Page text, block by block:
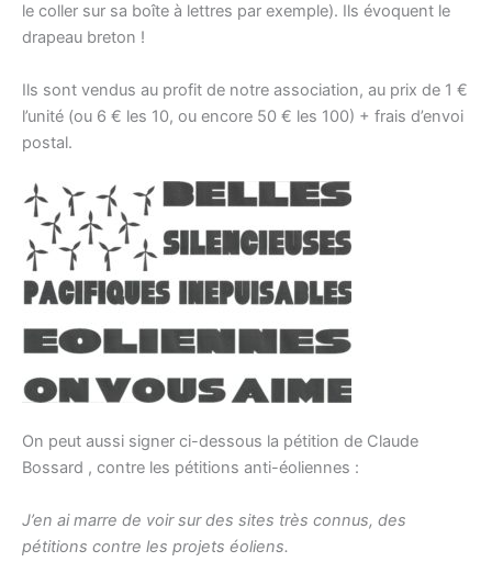
le coller sur sa boîte à lettres par exemple). Ils évoquent le
drapeau breton !
Ils sont vendus au profit de notre association, au prix de 1 €
l’unité (ou 6 € les 10, ou encore 50 € les 100) + frais d’envoi
postal.
On peut aussi signer ci-dessous la pétition de Claude
Bossard , contre les pétitions anti-éoliennes :
J’en ai marre de voir sur des sites très connus, des
pétitions contre les projets éoliens.